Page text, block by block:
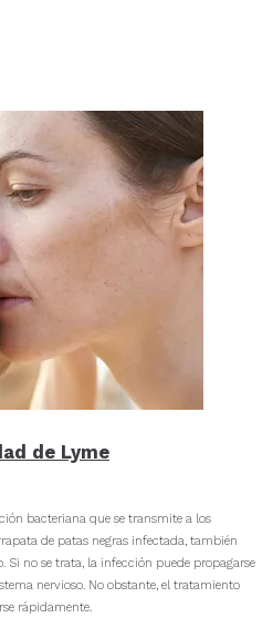
de Lyme
bacteriana que se transmite a los
de patas negras infectada, también
Si no se trata, la infección puede propagarse
nervioso. No obstante, el tratamiento
rápidamente.